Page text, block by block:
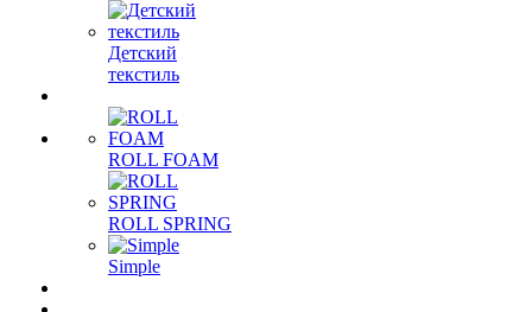
Детский
текстиль
ROLL FOAM
ROLL SPRING
Simple